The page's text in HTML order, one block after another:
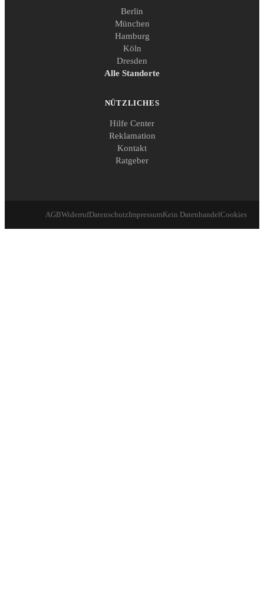
Berlin
München
Hamburg
Köln
Dresden
Alle Standorte
NÜTZLICHES
Hilfe Center
Reklamation
Kontakt
Ratgeber
AGBWiderrufDatenschutzImpressumKein DatenhandelCookies